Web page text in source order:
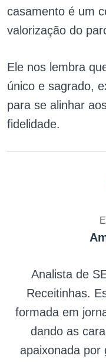
casamento é um
valorização do
Ele nos lembra
único e sagrado,
para se alinhar
fidelidade.
Analista de
Receitinhas.
formada em
dando as
apaixonada por